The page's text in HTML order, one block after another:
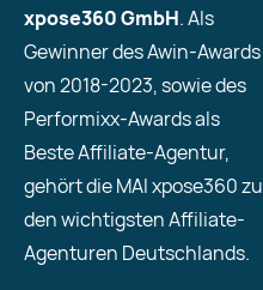
xpose360 GmbH. Als
Gewinner des Awin-Awards
von 2018-2023, sowie des
Performixx-Awards als
Beste Affiliate-Agentur,
gehört die MAI xpose360 zu
den wichtigsten Affiliate-
Agenturen Deutschlands.